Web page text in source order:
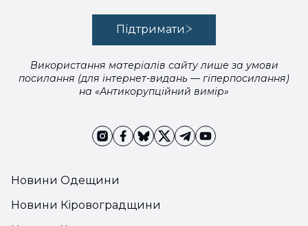
Новини Одещини
Новини Кіровоградщини
Підтримати
Використання матеріалів сайту лише за умови
посилання (для інтернет-видань — гіперпосилання)
на «Антикорупційний вимір»